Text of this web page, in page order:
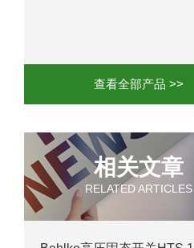
mini
AC-
AC-
查看全部产品 >>
相关文章
RELATED ARTICLES